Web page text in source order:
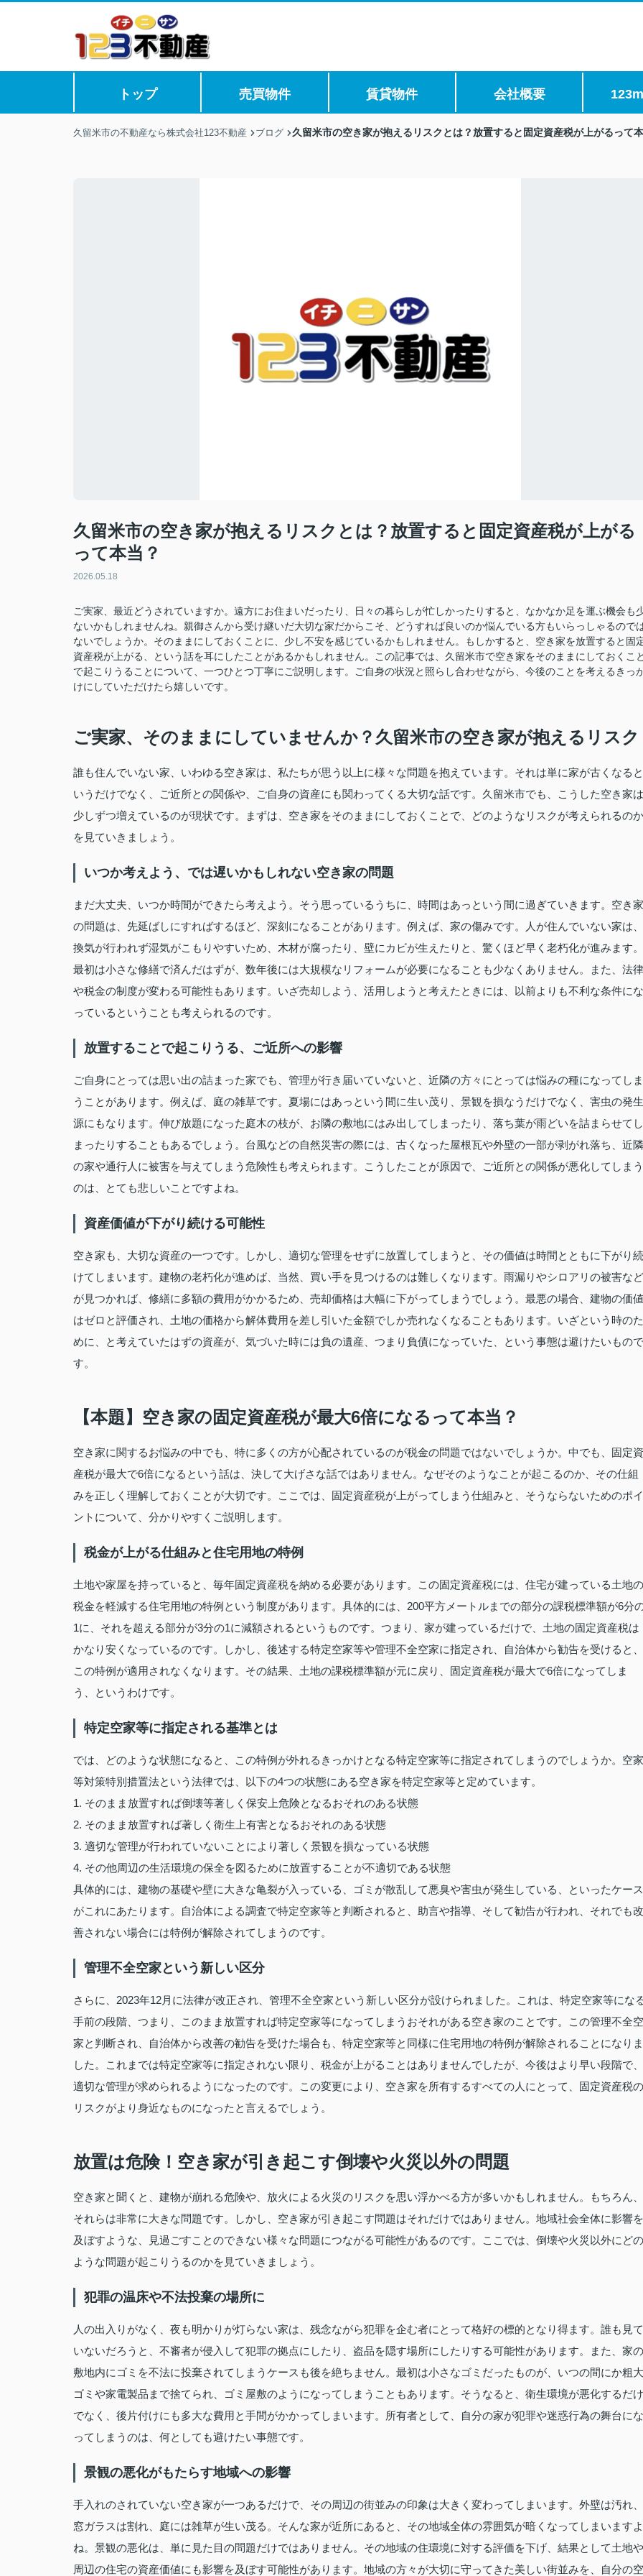
トップ 売買物件 賃貸物件 会社概要
久留米市の不動産なら株式会社123不動産 ブログ 久留米市の空き家が抱えるリスクとは？放置すると固定資産税が上がるって
久留米市の空き家が抱えるリスクとは？放置すると固定資産税が上がる
って本当？
2026.05.18
ご実家、最近どうされていますか。遠方にお住まいだったり、日々の暮らしが忙しかったりすると、なかなか足を運ぶ機会も
ないかもしれませんね。親御さんから受け継いだ大切な家だからこそ、どうすれば良いのか悩んでいる方もいらっしゃるので
ないでしょうか。そのままにしておくことに、少し不安を感じているかもしれません。もしかすると、空き家を放置すると固
資産税が上がる、という話を耳にしたことがあるかもしれません。この記事では、久留米市で空き家をそのままにしておくこと
で起こりうることについて、一つひとつ丁寧にご説明します。ご自身の状況と照らし合わせながら、今後のことを考えるきっ
けにしていただけたら嬉しいです。
ご実家、そのままにしていませんか？久留米市の空き家が抱えるリスク
誰も住んでいない家、いわゆる空き家は、私たちが思う以上に様々な問題を抱えています。それは単に家が古くなると
いうだけでなく、ご近所との関係や、ご自身の資産にも関わってくる大切な話です。久留米市でも、こうした空き家は
少しずつ増えているのが現状です。まずは、空き家をそのままにしておくことで、どのようなリスクが考えられるのか
を見ていきましょう。
いつか考えよう、では遅いかもしれない空き家の問題
まだ大丈夫、いつか時間ができたら考えよう。そう思っているうちに、時間はあっという間に過ぎていきます。空き家
の問題は、先延ばしにすればするほど、深刻になることがあります。例えば、家の傷みです。人が住んでいない家は、
換気が行われず湿気がこもりやすいため、木材が腐ったり、壁にカビが生えたりと、驚くほど早く老朽化が進みます。
最初は小さな修繕で済んだはずが、数年後には大規模なリフォームが必要になることも少なくありません。また、法律
や税金の制度が変わる可能性もあります。いざ売却しよう、活用しようと考えたときには、以前よりも不利な条件にな
っているということも考えられるのです。
放置することで起こりうる、ご近所への影響
ご自身にとっては思い出の詰まった家でも、管理が行き届いていないと、近隣の方々にとっては悩みの種になってしま
うことがあります。例えば、庭の雑草です。夏場にはあっという間に生い茂り、景観を損なうだけでなく、害虫の発生
源にもなります。伸び放題になった庭木の枝が、お隣の敷地にはみ出してしまったり、落ち葉が雨どいを詰まらせてし
まったりすることもあるでしょう。台風などの自然災害の際には、古くなった屋根瓦や外壁の一部が剥がれ落ち、近隣
の家や通行人に被害を与えてしまう危険性も考えられます。こうしたことが原因で、ご近所との関係が悪化してしまう
のは、とても悲しいことですよね。
資産価値が下がり続ける可能性
空き家も、大切な資産の一つです。しかし、適切な管理をせずに放置してしまうと、その価値は時間とともに下がり続
けてしまいます。建物の老朽化が進めば、当然、買い手を見つけるのは難しくなります。雨漏りやシロアリの被害など
が見つかれば、修繕に多額の費用がかかるため、売却価格は大幅に下がってしまうでしょう。最悪の場合、建物の価値
はゼロと評価され、土地の価格から解体費用を差し引いた金額でしか売れなくなることもあります。いざという時のた
めに、と考えていたはずの資産が、気づいた時には負の遺産、つまり負債になっていた、という事態は避けたいもので
す。
【本題】空き家の固定資産税が最大6倍になるって本当？
空き家に関するお悩みの中でも、特に多くの方が心配されているのが税金の問題ではないでしょうか。中でも、固定資
産税が最大で6倍になるという話は、決して大げさな話ではありません。なぜそのようなことが起こるのか、その仕組
みを正しく理解しておくことが大切です。ここでは、固定資産税が上がってしまう仕組みと、そうならないためのポイ
ントについて、分かりやすくご説明します。
税金が上がる仕組みと住宅用地の特例
土地や家屋を持っていると、毎年固定資産税を納める必要があります。この固定資産税には、住宅が建っている土地の
税金を軽減する住宅用地の特例という制度があります。具体的には、200平方メートルまでの部分の課税標準額が6分
1に、それを超える部分が3分の1に減額されるというものです。つまり、家が建っているだけで、土地の固定資産税は
かなり安くなっているのです。しかし、後述する特定空家等や管理不全空家に指定され、自治体から勧告を受けると、
この特例が適用されなくなります。その結果、土地の課税標準額が元に戻り、固定資産税が最大で6倍になってしま
う、というわけです。
特定空家等に指定される基準とは
では、どのような状態になると、この特例が外れるきっかけとなる特定空家等に指定されてしまうのでしょうか。空家
等対策特別措置法という法律では、以下の4つの状態にある空き家を特定空家等と定めています。
1. そのまま放置すれば倒壊等著しく保安上危険となるおそれのある状態
2. そのまま放置すれば著しく衛生上有害となるおそれのある状態
3. 適切な管理が行われていないことにより著しく景観を損なっている状態
4. その他周辺の生活環境の保全を図るために放置することが不適切である状態
具体的には、建物の基礎や壁に大きな亀裂が入っている、ゴミが散乱して悪臭や害虫が発生している、といったケース
がこれにあたります。自治体による調査で特定空家等と判断されると、助言や指導、そして勧告が行われ、それでも改
善されない場合には特例が解除されてしまうのです。
管理不全空家という新しい区分
さらに、2023年12月に法律が改正され、管理不全空家という新しい区分が設けられました。これは、特定空家等にな
手前の段階、つまり、このまま放置すれば特定空家等になってしまうおそれがある空き家のことです。この管理不全空
家と判断され、自治体から改善の勧告を受けた場合も、特定空家等と同様に住宅用地の特例が解除されることになりま
した。これまでは特定空家等に指定されない限り、税金が上がることはありませんでしたが、今後はより早い段階で、
適切な管理が求められるようになったのです。この変更により、空き家を所有するすべての人にとって、固定資産税の
リスクがより身近なものになったと言えるでしょう。
放置は危険！空き家が引き起こす倒壊や火災以外の問題
空き家と聞くと、建物が崩れる危険や、放火による火災のリスクを思い浮かべる方が多いかもしれません。もちろん、
それらは非常に大きな問題です。しかし、空き家が引き起こす問題はそれだけではありません。地域社会全体に影響を
及ぼすような、見過ごすことのできない様々な問題につながる可能性があるのです。ここでは、倒壊や火災以外にどの
ような問題が起こりうるのかを見ていきましょう。
犯罪の温床や不法投棄の場所に
人の出入りがなく、夜も明かりが灯らない家は、残念ながら犯罪を企む者にとって格好の標的となり得ます。誰も見て
いないだろうと、不審者が侵入して犯罪の拠点にしたり、盗品を隠す場所にしたりする可能性があります。また、家の
敷地内にゴミを不法に投棄されてしまうケースも後を絶ちません。最初は小さなゴミだったものが、いつの間にか粗大
ゴミや家電製品まで捨てられ、ゴミ屋敷のようになってしまうこともあります。そうなると、衛生環境が悪化するだけ
でなく、後片付けにも多大な費用と手間がかかってしまいます。所有者として、自分の家が犯罪や迷惑行為の舞台にな
ってしまうのは、何としても避けたい事態です。
景観の悪化がもたらす地域への影響
手入れのされていない空き家が一つあるだけで、その周辺の街並みの印象は大きく変わってしまいます。外壁は汚れ、
窓ガラスは割れ、庭には雑草が生い茂る。そんな家が近所にあると、その地域全体の雰囲気が暗くなってしまいますよ
ね。景観の悪化は、単に見た目の問題だけではありません。その地域の住環境に対する評価を下げ、結果として土地や
周辺の住宅の資産価値にも影響を及ぼす可能性があります。地域の方々が大切に守ってきた美しい街並みを、自分の空